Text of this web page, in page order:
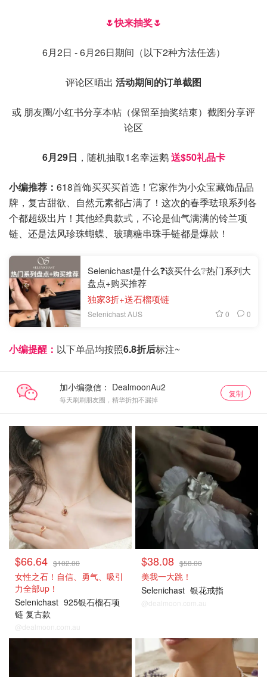
🌷快来抽奖🌷
6月2日 - 6月26日期间（以下2种方法任选）
评论区晒出 活动期间的订单截图
或 朋友圈/小红书分享本帖（保留至抽奖结束）截图分享评
论区
6月29日 ，随机抽取1名幸运鹅送$50礼品卡
小编推荐： 618首饰买买买首选！它家作为小众宝藏饰品品
牌，复古甜欲、自然元素都占满了！这次的春季珐琅系列各
个都超级出片！其他经典款式，不论是仙气满满的铃兰项
链、还是法风珍珠蝴蝶、玻璃糖串珠手链都是爆款！
Selenichast是什么❓该买什么❔热门系列大
盘点+购买推荐
独家3折+送石榴项链
Selenichast AUS 0 0
小编提醒： 以下单品均按照6.8折后标注~
加小编微信：
每天刷刷朋友圈，精华折扣不漏掉
复制
$66.64 $102.00
女性之石！自信、勇气、吸引
力全部up！
Selenichast 925银石榴石项
链 复古款
@dealmoon.com.au
$38.08 $58.00
美我一大跳！
Selenichast 银花戒指
@dealmoon.com.au